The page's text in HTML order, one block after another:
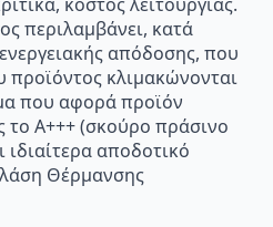
περιλαμβάνει, κατά
απόδοσης, που
προϊόντος κλιμακώνονται
που αφορά προϊόν
Α+++ (σκούρο πράσινο
αποδοτικό
Θέρμανσης